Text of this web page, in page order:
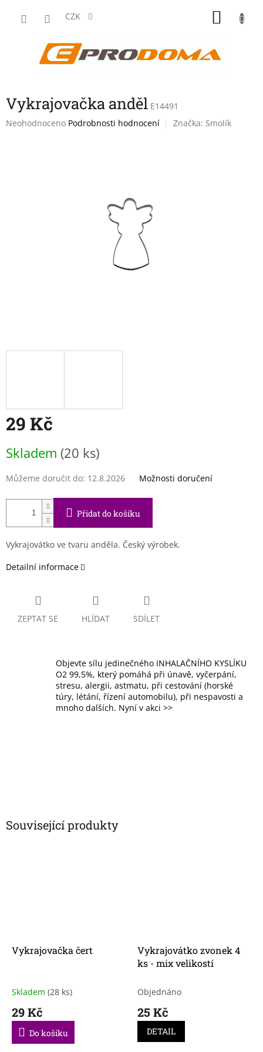
CZK
Vykrajovačka anděl E14491
Průměrné
Neohodnoceno Podrobnosti hodnocení Značka: Smolík
29 Kč
cena:
Skladem (20 ks)
Můžeme doručit do: 12.8.2026 Možnosti doručení
Přidat do košíku
Vykrajovátko ve tvaru anděla. Český výrobek.
Detailní informace
ZEPTAT SE HLÍDAT SDÍLET
Objevte sílu jedinečného INHALAČNÍHO KYSLÍKU
O2 99,5%, který pomáhá při únavě, vyčerpání,
stresu, alergii, astmatu, při cestování (horské
túry, létání, řízení automobilu), při nespavosti a
mnoho dalších. Nyní v akci >>
Související produkty
Vykrajovačka čert
Skladem (28 ks)
29 Kč
Do košíku
Vykrajovátko zvonek 4
ks - mix velikostí
Objednáno
25 Kč
DETAIL